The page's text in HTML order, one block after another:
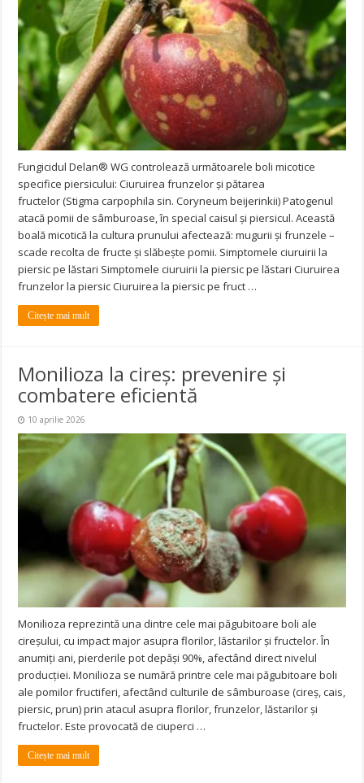
Fungicidul Delan® WG controlează următoarele boli micotice
specifice piersicului: Ciuruirea frunzelor și pătarea
fructelor (Stigma carpophila sin. Coryneum beijerinkii) Patogenul
atacă pomii de sâmburoase, în special caisul și piersicul. Această
boală micotică la cultura prunului afectează: mugurii și frunzele –
scade recolta de fructe și slăbește pomii. Simptomele ciuruirii la
piersic pe lăstari Simptomele ciuruirii la piersic pe lăstari Ciuruirea
frunzelor la piersic Ciuruirea la piersic pe fruct …
Citește mai mult
Monilioza la cireș: prevenire și
combatere eficientă
10 aprilie 2026
Monilioza reprezintă una dintre cele mai păgubitoare boli ale
cireșului, cu impact major asupra florilor, lăstarilor și fructelor. În
anumiți ani, pierderile pot depăși 90%, afectând direct nivelul
producției. Monilioza se numără printre cele mai păgubitoare boli
ale pomilor fructiferi, afectând culturile de sâmburoase (cireș, cais,
piersic, prun) prin atacul asupra florilor, frunzelor, lăstarilor și
fructelor. Este provocată de ciuperci …
Citește mai mult